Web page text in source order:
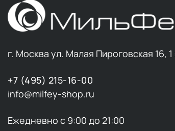
г. Москва ул. Малая Пироговская 16,
+7 (495) 215-16-00
info@milfey-shop.ru
Ежедневно с 9:00 до 21:00